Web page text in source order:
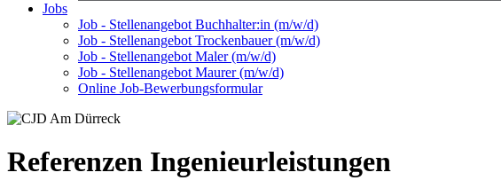
Jobs
Job - Stellenangebot Buchhalter:in (m/w/d)
Job - Stellenangebot Trockenbauer (m/w/d)
Job - Stellenangebot Maler (m/w/d)
Job - Stellenangebot Maurer (m/w/d)
Online Job-Bewerbungsformular
Referenzen Ingenieurleistungen